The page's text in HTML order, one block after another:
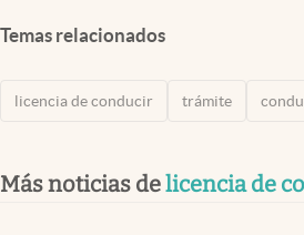
Temas relacionados
licencia de conducir trámite
Más noticias delicencia de